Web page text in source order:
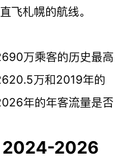
飞札幌的航线。
万乘客的历史最高
万和2019年的
年的年客流量是否
2024-2026